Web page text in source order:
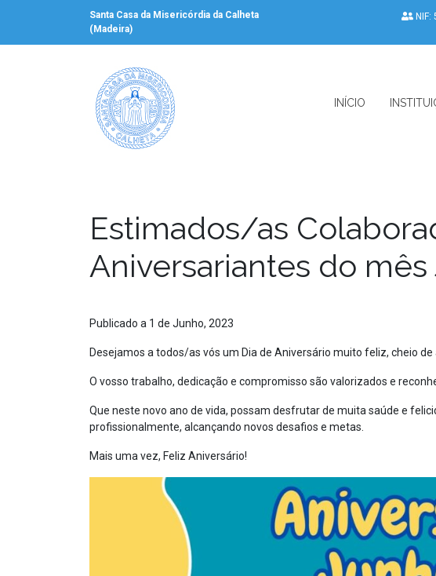
Santa Casa da Misericórdia da Calheta
(Madeira)
INÍCIO
Estimados/as
Aniversariantes do mês
Publicado a 1 de Junho, 2023
Desejamos a todos/as vós um Dia de Aniversário muito feliz, cheio
O vosso trabalho, dedicação e compromisso são valorizados e
Que neste novo ano de vida, possam desfrutar de muita saúde e
profissionalmente, alcançando novos desafios e metas.
Mais uma vez, Feliz Aniversário!